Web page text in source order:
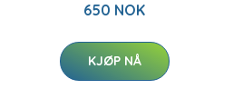
650 NOK
KJØP NÅ